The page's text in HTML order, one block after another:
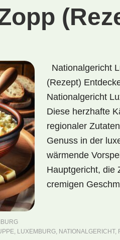
Nationalgericht
(Rezept)
Nationalgericht
Diese herzhafte
regionaler
Genuss in der
wärmende
Hauptgericht, die
cremigen
, LUXEMBURG, NATIONALGERICHT,